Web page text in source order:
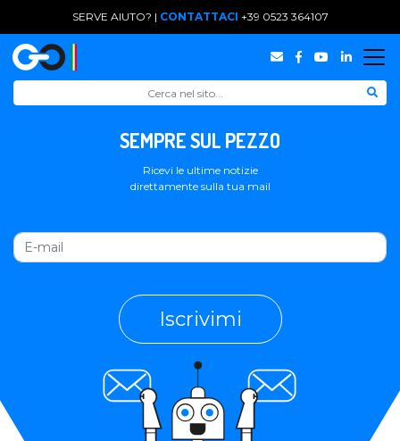
SERVE AIUTO? | CONTATTACI +39 0523 364107
SEMPRE SUL PEZZO
Ricevi le ultime notizie
direttamente sulla tua mail
Iscrivimi